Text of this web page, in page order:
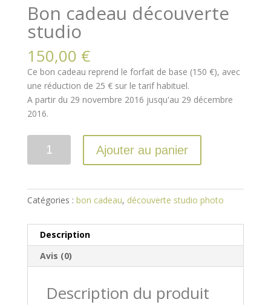
Bon cadeau découverte
studio
150,00 €
Ce bon cadeau reprend le forfait de base (150 €), avec
une réduction de 25 € sur le tarif habituel.
A partir du 29 novembre 2016 jusqu'au 29 décembre
2016.
Ajouter au panier
Catégories : bon cadeau, découverte studio photo
Description
Avis (0)
Description du produit